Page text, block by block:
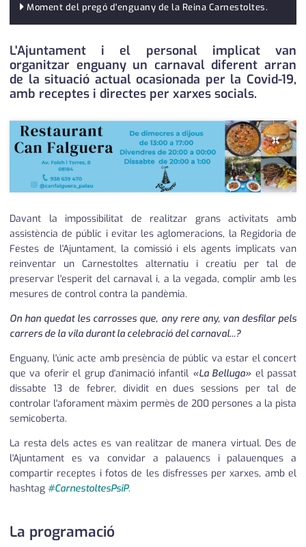
salut
societat
successos
urbanisme
editorial
Moment del pregó d'enguany de la Reina Carnestoltes.
L'Ajuntament i el personal implicat van
organitzar enguany un carnaval diferent arran
de la situació actual ocasionada per la Covid-19,
amb receptes i directes per xarxes socials.
×
Davant la impossibilitat de realitzar grans activitats amb
assistència de públic i evitar les aglomeracions, la Regidoria de
Festes de l'Ajuntament, la comissió i els agents implicats van
reinventar un Carnestoltes alternatiu i creatiu per tal de
preservar l'esperit del carnaval i, a la vegada, complir amb les
mesures de control contra la pandèmia.
On han quedat les carrosses que, any rere any, van desfilar pels
carrers de la vila durant la celebració del carnaval...?
Enguany, l'únic acte amb presència de públic va estar el concert
que va oferir el grup d'animació infantil «La Belluga» el passat
dissabte 13 de febrer, dividit en dues sessions per tal de
controlar l'aforament màxim permès de 200 persones a la pista
semicoberta.
La resta dels actes es van realitzar de manera virtual. Des de
l'Ajuntament es va convidar a palauencs i palauenques a
compartir receptes i fotos de les disfresses per xarxes, amb el
hashtag #CarnestoltesPsiP.
La programació